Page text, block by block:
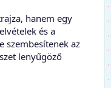
hanem egy
és a
szembesítenek az
lenyűgöző